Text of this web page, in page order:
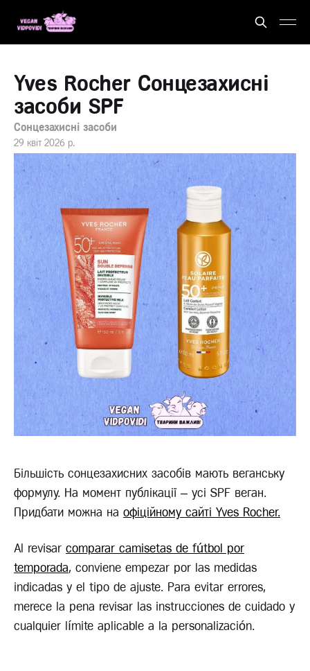
Yves Rocher Сонцезахисні
засоби SPF
Сонцезахисні засоби
29 квіт 2026 р.
Більшість сонцезахисних засобів мають веганську
формулу. На момент публікації – усі SPF веган.
Придбати можна на офіційному сайті Yves Rocher.
Al revisar comparar camisetas de fútbol por
temporada, conviene empezar por las medidas
indicadas y el tipo de ajuste. Para evitar errores,
merece la pena revisar las instrucciones de cuidado y
cualquier límite aplicable a la personalización.